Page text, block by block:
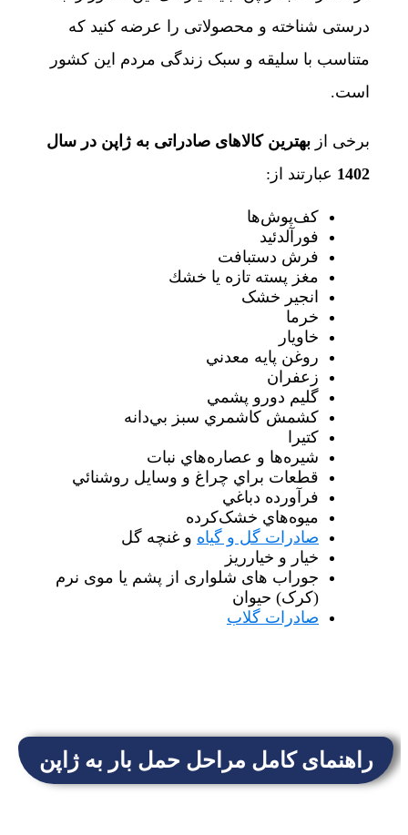
درستی شناخته و محصولاتی را عرضه کنید که
متناسب با سلیقه و سبک زندگی مردم این کشور
است.
برخی از بهترین کالاهای صادراتی به ژاپن در سال
1402 عبارتند از:
کف‌پوش‌ها
فورآلدئيد
فرش دستبافت
مغز پسته تازه يا خشك
انجیر خشک
خرما
خاویار
روغن پايه معدني
زعفران
گليم دورو پشمي
کشمش کاشمري سبز بي‌دانه
کتیرا
شيره‌ها و عصاره‌هاي نبات
قطعات براي چراغ و وسايل روشنائي
فرآورده دباغي
ميوه‌هاي خشک‌کرده
صادرات گل و گیاه و غنچه گل
خيار و خيارريز
جوراب های شلواری از پشم یا موی نرم
(کرک) حیوان
صادرات گلاب
راهنمای کامل مراحل حمل بار به ژاپن